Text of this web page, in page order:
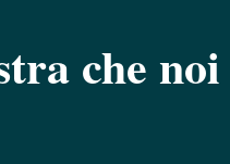
che noi